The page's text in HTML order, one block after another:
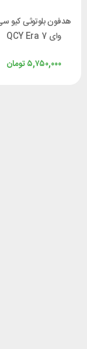
هدفون بلوتوثی کیو
وای QCY Era 7
تومان۵,۷۵۰,۰۰۰